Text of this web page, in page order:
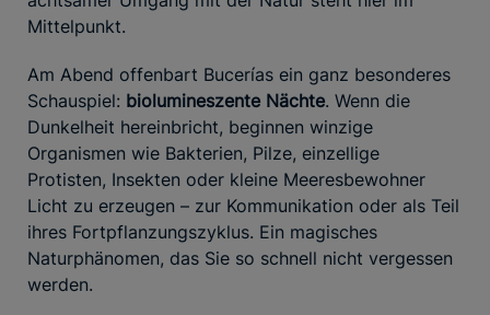
Mittelpunkt.
Am Abend offenbart Bucerías ein ganz besonderes
Schauspiel: biolumineszente Nächte. Wenn die
Dunkelheit hereinbricht, beginnen winzige
Organismen wie Bakterien, Pilze, einzellige
Protisten, Insekten oder kleine Meeresbewohner
Licht zu erzeugen – zur Kommunikation oder als Teil
ihres Fortpflanzungszyklus. Ein magisches
Naturphänomen, das Sie so schnell nicht vergessen
werden.